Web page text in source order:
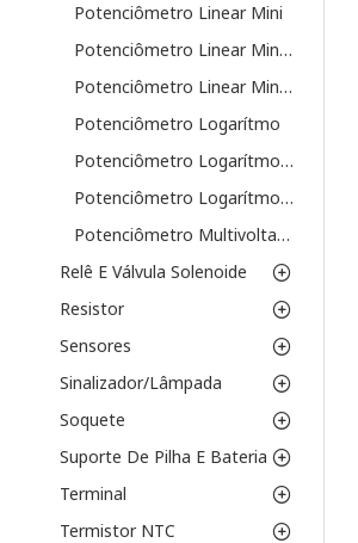
Potenciômetro Linear Mini
Potenciômetro Linear Mini Com Chave
Potenciômetro Linear Mini Duplo
Potenciômetro Logarítmo
Potenciômetro Logarítmo Mini
Potenciômetro Logarítmo Mini Duplo
Potenciômetro Multivoltas 3590S
Relê E Válvula Solenoide
Resistor
Sensores
Sinalizador/Lâmpada
Soquete
Suporte De Pilha E Bateria
Terminal
Termistor NTC